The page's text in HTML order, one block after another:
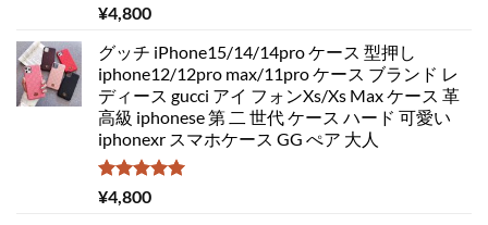
5段階中
5.00
¥4,800
グッチ iPhone15/14/14pro ケース 型押し
iphone12/12pro max/11pro ケース ブランド レ
ディース gucci アイ フォンXs/Xs Max ケース 革
高級 iphonese 第 二 世代 ケース ハード 可愛い
iphonexr スマホケース GG ぺア 大人
5段階中
5.00
¥4,800